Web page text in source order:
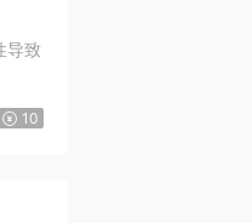
10